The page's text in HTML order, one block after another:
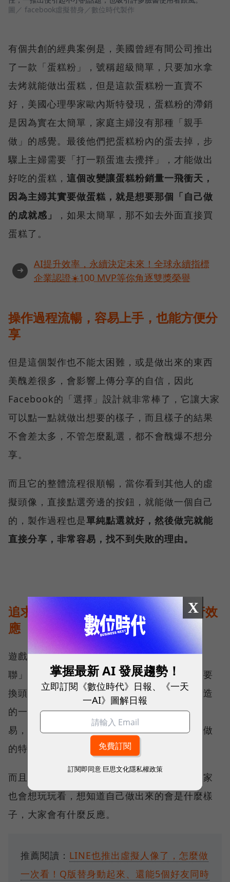
圖／ facebook虛擬替身／數位時代製作
有個共創的經典案例是，美國曾經有間公司推出
了一款「蛋糕粉」，號稱超級簡單，只要加水拿
去烤就能做出蛋糕，但是這款蛋糕粉一直賣不
好，美國心理學家歐內斯特發現，蛋糕粉的滯銷
是因為實在太簡單，家庭主婦沒有那種「親手
做」的感覺。最後他們把蛋糕粉內的蛋去掉，步
驟上主婦需要「打一顆蛋進去攪拌」，才能做出
好吃的蛋糕， 這個改變讓蛋糕粉銷量一飛衝天，
因為主婦其實要做蛋糕，就是想要那個「自己做
的成就感」
，如果太簡單，那不如去外面直接買
蛋糕了。
➜
AI提升效率，永續決定未來！全球永續指標
企業認證☀️100 MVP等你角逐雙獎榮譽
操作過程流暢，容易上手，也能方便分
享
但是這個製作也不能太困難，或是做出來的東西
美醜差很多，會影響上傳分享的自信，因此
Facebook的「選擇」設計就非常棒了，它讓大家
可以點一點就做出想要的樣子，而且樣子的結果
不會差太多，不管怎麼亂選，都不會醜爆不想分
享。
而且它的整體流程很順暢，當你看到其他人的虛
擬頭像，直接點選旁邊的按鈕，就能做一個自己
的，製作過程也是單純點選就好，然後做完就能
直接分享，非常容易，找不到失敗的理由。
追求社群認同與跟風，成功引發流行效
應
遊戲化的另外一個機制，就是「社群影響與關
聯」了，其實即使沒有虛擬頭像，你會發現只要
換頭像，就能引來很多讚，虛擬頭像是自己創造
的一個有趣形象，更容易得到讚了，做起來容
易，而且因為心理學的關係，大家會覺得自己做
的特別有趣好看，當然就要發出來騙騙讚了。
而且
，大家
也會想玩玩看，想知道自己做出來的會是什麼樣
子，大家會有什麼反應。
推薦閱讀： LINE也推出虛擬人像了，怎麼做
一次看！Q版替身動起來、還能5個好友同時
X
掌握最新 AI 發展趨勢！
立即訂閱《數位時代》日報、《一天
一AI》圖解日報
訂閱即同意 巨思文化隱私權政策